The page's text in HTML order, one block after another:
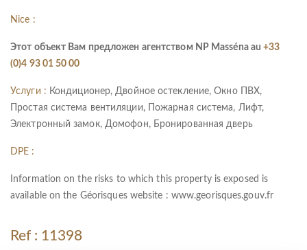
Nice :
Этот объект Вам предложен агентством NP Masséna au+33
(0)4 93 01 50 00
Услуги : Кондиционер, Двойное остекление, Окно ПВХ,
Простая система вентиляции, Пожарная система, Лифт,
Электронный замок, Домофон, Бронированная дверь
DPE :
Information on the risks to which this property is exposed is
available on the Géorisques website : www.georisques.gouv.fr
Ref : 11398